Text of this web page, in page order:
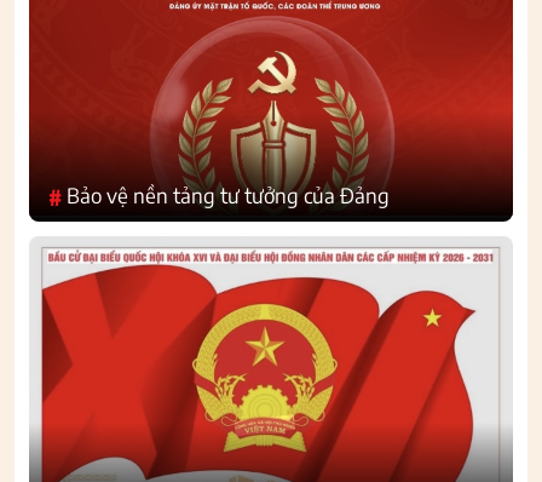
# Bảo vệ nền tảng tư tưởng của Đảng